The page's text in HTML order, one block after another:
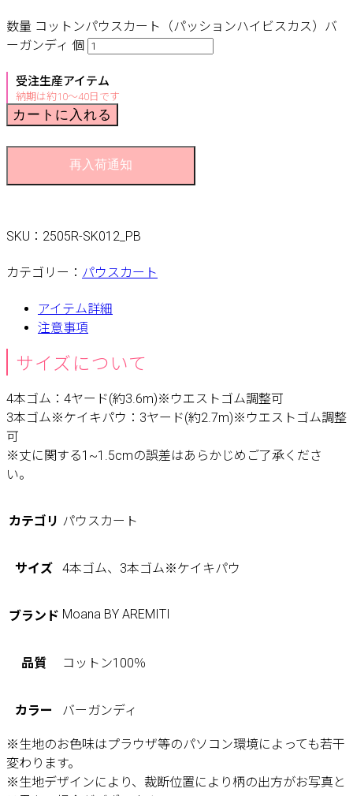
数量 コットンパウスカート（パッションハイビスカス）バ
ーガンディ 個
受注生産アイテム
納期は約10〜40日です
カートに入れる
再入荷通知
SKU： 2505R-SK012_PB
カテゴリー： パウスカート
アイテム詳細
注意事項
サイズについて
4本ゴム：4ヤード(約3.6m)※ウエストゴム調整可
3本ゴム※ケイキパウ：3ヤード(約2.7m)※ウエストゴム調整
可
※丈に関する1~1.5cmの誤差はあらかじめご了承くださ
い。
カテゴリ パウスカート
サイズ 4本ゴム、3本ゴム※ケイキパウ
ブランド Moana BY AREMITI
品質 コットン100％
カラー バーガンディ
※生地のお色味はプラウザ等のパソコン環境によっても若干
変わります。
※生地デザインにより、裁断位置により柄の出方がお写真と